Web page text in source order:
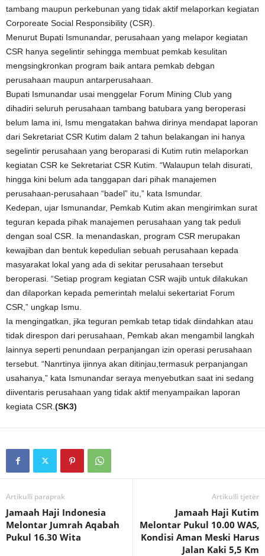
tambang maupun perkebunan yang tidak aktif melaporkan kegiatan
Corporeate Social Responsibility (CSR).
Menurut Bupati Ismunandar, perusahaan yang melapor kegiatan
CSR hanya segelintir sehingga membuat pemkab kesulitan
mengsingkronkan program baik antara pemkab debgan
perusahaan maupun antarperusahaan.
Bupati Ismunandar usai menggelar Forum Mining Club yang
dihadiri seluruh perusahaan tambang batubara yang beroperasi
belum lama ini, Ismu mengatakan bahwa dirinya mendapat laporan
dari Sekretariat CSR Kutim dalam 2 tahun belakangan ini hanya
segelintir perusahaan yang beroparasi di Kutim rutin melaporkan
kegiatan CSR ke Sekretariat CSR Kutim. “Walaupun telah disurati,
hingga kini belum ada tanggapan dari pihak manajemen
perusahaan-perusahaan “badel” itu,” kata Ismundar.
Kedepan, ujar Ismunandar, Pemkab Kutim akan mengirimkan surat
teguran kepada pihak manajemen perusahaan yang tak peduli
dengan soal CSR. Ia menandaskan, program CSR merupakan
kewajiban dan bentuk kepedulian sebuah perusahaan kepada
masyarakat lokal yang ada di sekitar perusahaan tersebut
beroperasi. “Setiap program kegiatan CSR wajib untuk dilakukan
dan dilaporkan kepada pemerintah melalui sekertariat Forum
CSR,” ungkap Ismu.
Ia mengingatkan, jika teguran pemkab tetap tidak diindahkan atau
tidak direspon dari perusahaan, Pemkab akan mengambil langkah
lainnya seperti penundaan perpanjangan izin operasi perusahaan
tersebut. “Nanrtinya ijinnya akan ditinjau,termasuk perpanjangan
usahanya,” kata Ismunandar seraya menyebutkan saat ini sedang
diiventaris perusahaan yang tidak aktif menyampaikan laporan
kegiata CSR. (SK3)
Artikulli paraprak
Jamaah Haji Indonesia
Melontar Jumrah Aqabah
Pukul 16.30 Wita
Artikulli tjetër
Jamaah Haji Kutim
Melontar Pukul 10.00 WAS,
Kondisi Aman Meski Harus
Jalan Kaki 5,5 Km